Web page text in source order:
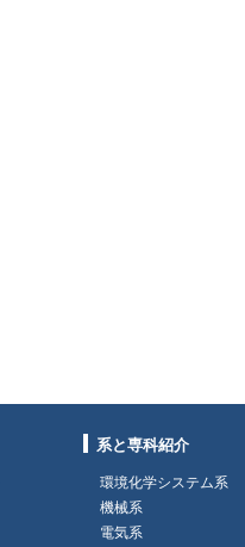
系と専科紹介
環境化学システム系
機械系
電気系